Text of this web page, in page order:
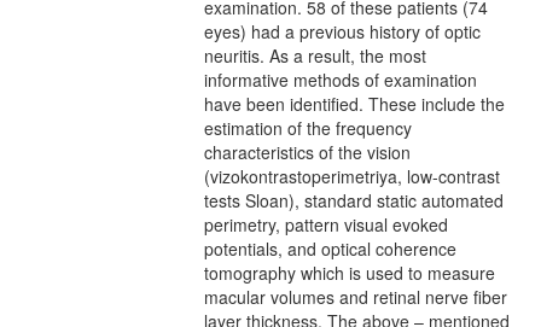
examination. 58 of these patients (74
eyes) had a previous history of optic
neuritis. As a result, the most
informative methods of examination
have been identified. These include the
estimation of the frequency
characteristics of the vision
(vizokontrastoperimetriya, low-contrast
tests Sloan), standard static automated
perimetry, pattern visual evoked
potentials, and optical coherence
tomography which is used to measure
macular volumes and retinal nerve fiber
layer thickness. The above – mentioned